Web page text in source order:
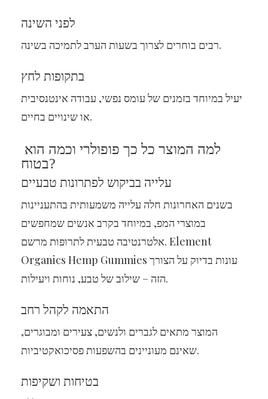
לפני השינה
רבים בוחרים לצרוך בשעות הערב לתמיכה בשינה.
בתקופות לחץ
יעיל במיוחד בזמנים של עומס נפשי, עבודה אינטנסיבית
או שינויים בחיים.
בטוח?
עלייה בביקוש לפתרונות טבעיים
בשנים האחרונות חלה עלייה משמעותית בהתעניינות
במוצרי המפ, במיוחד בקרב אנשים שמחפשים
אלטרנטיבה טבעית לתרופות מרשם. Element
Organics Hemp Gummies עונות בדיוק על הצורך
הזה – שילוב של טבע, נוחות ויעילות.
התאמה לקהל רחב
המוצר מתאים לגברים ולנשים, צעירים ומבוגרים,
שאינם מעוניינים בהשפעות פסיכואקטיביות.
בטיחות ושקיפות